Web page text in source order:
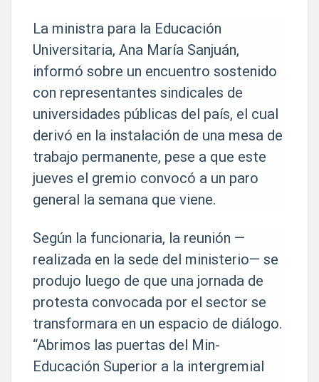
La ministra para la Educación
Universitaria, Ana María Sanjuán,
informó sobre un encuentro sostenido
con representantes sindicales de
universidades públicas del país, el cual
derivó en la instalación de una mesa de
trabajo permanente, pese a que este
jueves el gremio convocó a un paro
general la semana que viene.
Según la funcionaria, la reunión —
realizada en la sede del ministerio— se
produjo luego de que una jornada de
protesta convocada por el sector se
transformara en un espacio de diálogo.
“Abrimos las puertas del Min-
Educación Superior a la intergremial